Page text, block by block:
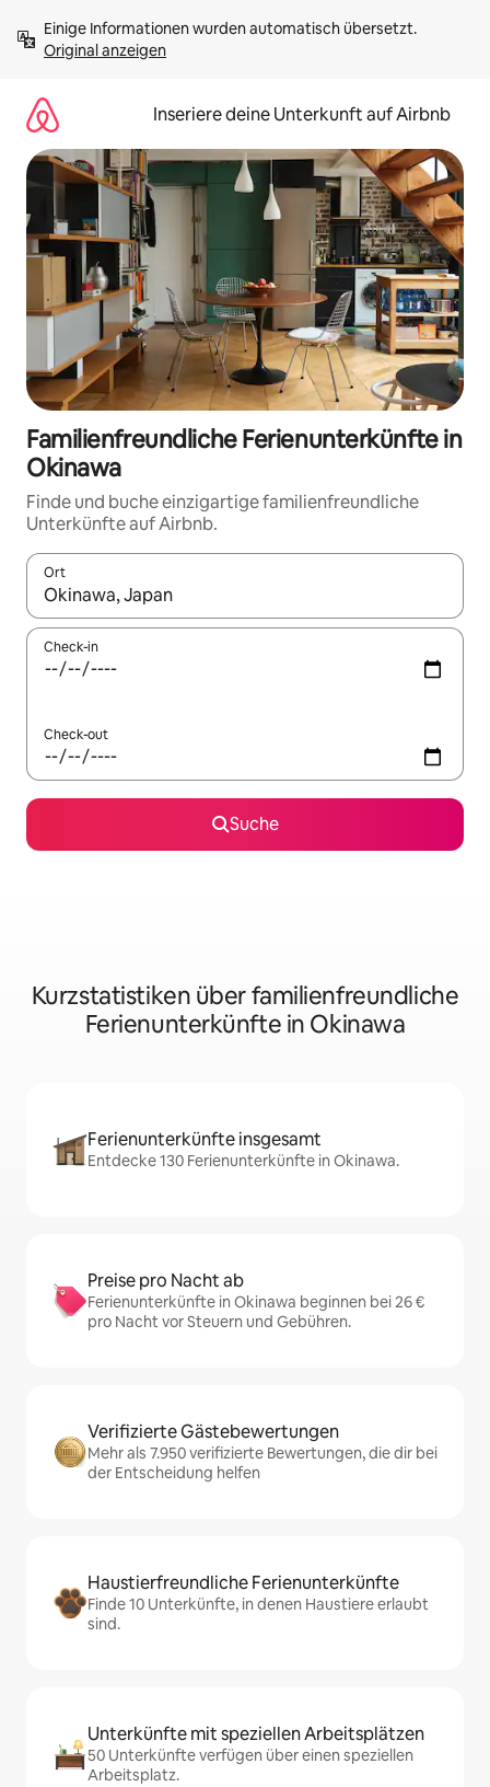
Inhalten
springenOriginal anzeigen
Inseriere deine Unterkunft auf Airbnb
Familienfreundliche Ferienunterkünfte in
Okinawa
Finde und buche einzigartige familienfreundliche
Unterkünfte auf Airbnb.
Ort
Wenn Ergebnisse verfügbar sind, navigiere mit den
Check-in
Check-out
Suche
Kurzstatistiken über familienfreundliche
Ferienunterkünfte in Okinawa
Ferienunterkünfte insgesamt
Entdecke 130 Ferienunterkünfte in Okinawa.
Preise pro Nacht ab
Ferienunterkünfte in Okinawa beginnen bei 26 €
pro Nacht vor Steuern und Gebühren.
Verifizierte Gästebewertungen
Mehr als 7.950 verifizierte Bewertungen, die dir bei
der Entscheidung helfen
Haustierfreundliche Ferienunterkünfte
Finde 10 Unterkünfte, in denen Haustiere erlaubt
sind.
Unterkünfte mit speziellen Arbeitsplätzen
50 Unterkünfte verfügen über einen speziellen
Arbeitsplatz.